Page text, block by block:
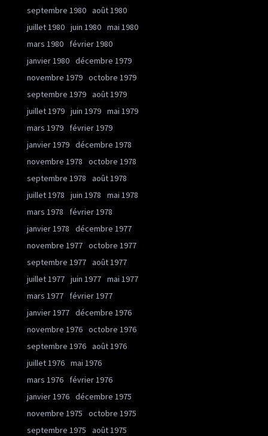
septembre 1980 août 1980
juillet 1980 juin 1980 mai 1980
mars 1980
février 1980
janvier 1980 décembre 1979
novembre 1979 octobre 1979
septembre 1979 août 1979
juillet 1979 juin 1979 mai 1979
mars 1979
février 1979
janvier 1979 décembre 1978
novembre 1978
octobre 1978
septembre 1978
août 1978
juillet 1978
juin 1978
mai 1978
mars 1978
février 1978
janvier 1978
décembre 1977
novembre 1977 octobre 1977
septembre 1977 août 1977
juillet 1977 juin 1977 mai 1977
mars 1977
février 1977
janvier 1977 décembre 1976
novembre 1976 octobre 1976
septembre 1976 août 1976
juillet 1976 mai 1976
mars 1976
février 1976
janvier 1976 décembre 1975
novembre 1975
octobre 1975
septembre 1975
août 1975